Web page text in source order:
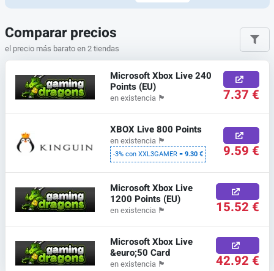
Comparar precios
el precio más barato en 2 tiendas
Microsoft Xbox Live 240
Points (EU)
en existencia 🏴 7.37 €
XBOX Live 800 Points
en existencia 🏴
-3% con XXL3GAMER =9.30 € 9.59 €
Microsoft Xbox Live
1200 Points (EU)
en existencia 🏴 15.52 €
Microsoft Xbox Live
&euro;50 Card
en existencia 🏴 42.92 €